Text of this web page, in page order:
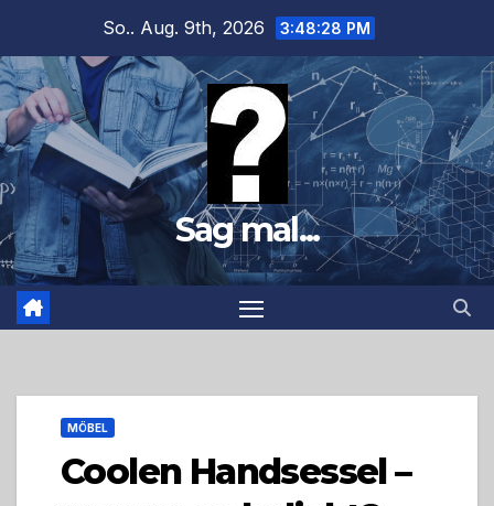
springen
So.. Aug. 9th, 2026 3:48:29 PM
Sag mal...
MÖBEL
Coolen Handsessel –